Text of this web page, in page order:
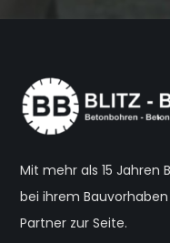
Mit mehr als 15 Jahren
bei ihrem
Partner zur Seite.